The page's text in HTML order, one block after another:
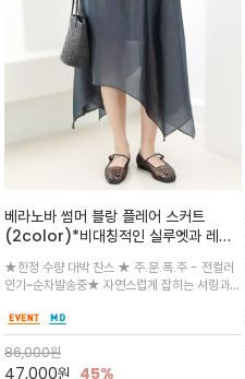
베라노바 썸머 블랑 플레어 스커트
(2color)*비대칭적인 실루엣과 레이
름에도 시원하게 입는 아세테이트 소재
감
★한정 수량 대박 찬스 ★ 주.문.폭.주 - 전컬러
인기~순차발송중★ 자연스럽게 잡히는 셔링과
게 감싸주고, 은은하게 도는 차분한 광택감/앞뒤
로 흐르는 언발란스 밑단이 움직일 때마다 감성
적인 포인트를 더합니다
86,000원
47,000원 45%